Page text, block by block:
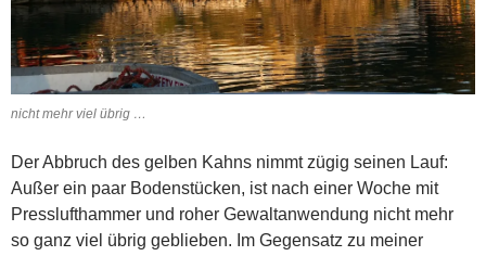
nicht mehr viel übrig …
Der Abbruch des gelben Kahns nimmt zügig seinen Lauf:
Außer ein paar Bodenstücken, ist nach einer Woche mit
Presslufthammer und roher Gewaltanwendung nicht mehr
so ganz viel übrig geblieben. Im Gegensatz zu meiner